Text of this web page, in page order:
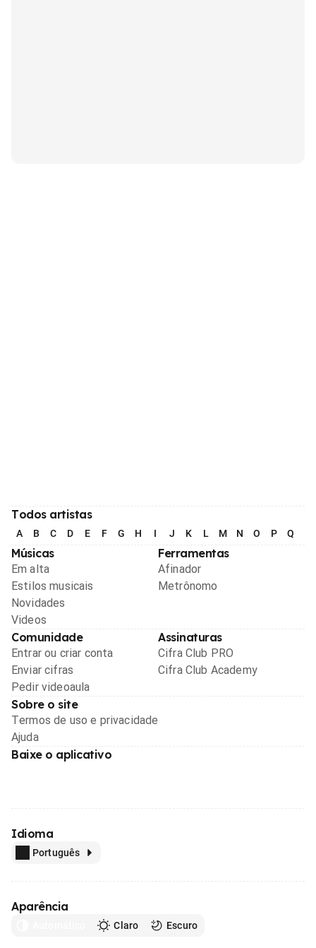
Todos artistas
A B C D E F G H I J K L M N O P Q
Músicas
Em alta
Estilos musicais
Novidades
Videos
Ferramentas
Afinador
Metrônomo
Comunidade
Entrar ou criar conta
Enviar cifras
Pedir videoaula
Assinaturas
Cifra Club PRO
Cifra Club Academy
Sobre o site
Termos de uso e privacidade
Ajuda
Baixe o aplicativo
Idioma
Português
Aparência
Claro Escuro